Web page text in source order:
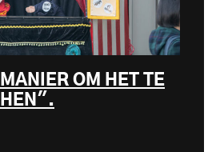
OM HET TE